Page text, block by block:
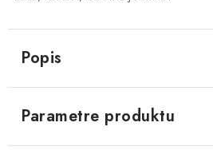
SEGWAY SNARLER AT6 AT5
Reklamačný poriadok - formulár
Popis
Parametre produktu